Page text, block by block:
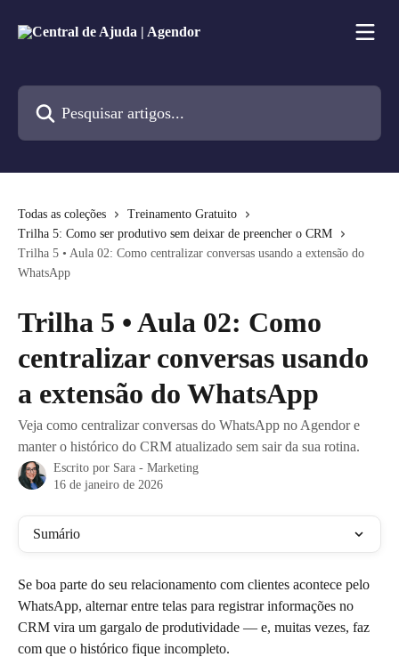
Todas as coleções
Treinamento Gratuito
Trilha 5: Como ser produtivo sem deixar de preencher o CRM
Trilha 5 • Aula 02: Como centralizar conversas usando a extensão do
WhatsApp
Trilha 5 • Aula 02: Como
centralizar conversas usando
a extensão do WhatsApp
Veja como centralizar conversas do WhatsApp no Agendor e
manter o histórico do CRM atualizado sem sair da sua rotina.
Escrito por Sara - Marketing
16 de janeiro de 2026
Sumário
Se boa parte do seu relacionamento com clientes acontece pelo
WhatsApp, alternar entre telas para registrar informações no
CRM vira um gargalo de produtividade — e, muitas vezes, faz
com que o histórico fique incompleto.